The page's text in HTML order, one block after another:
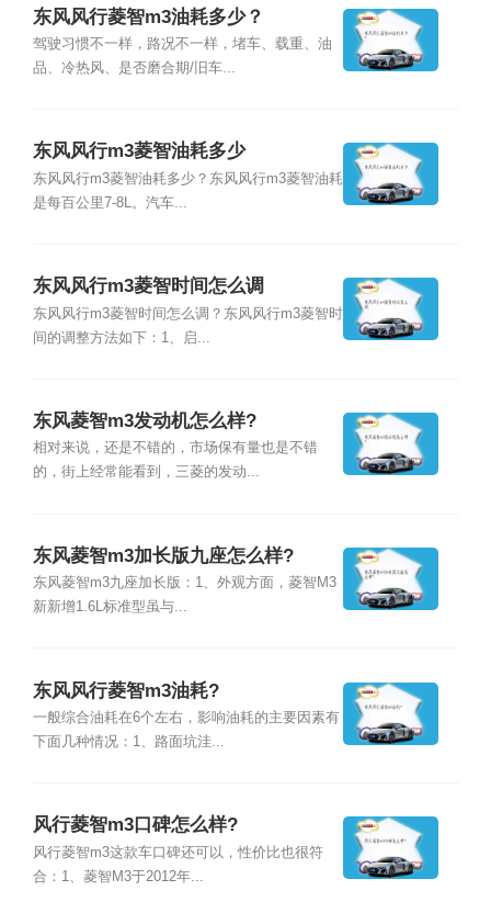
东风风行菱智m3油耗多少？
驾驶习惯不一样，路况不一样，堵车、载重、油
品、冷热风、是否磨合期/旧车...
东风风行m3菱智油耗多少
东风风行m3菱智油耗多少？东风风行m3菱智油耗
是每百公里7-8L。汽车...
东风风行m3菱智时间怎么调
东风风行m3菱智时间怎么调？东风风行m3菱智时
间的调整方法如下：1、启...
东风菱智m3发动机怎么样?
相对来说，还是不错的，市场保有量也是不错
的，街上经常能看到，三菱的发动...
东风菱智m3加长版九座怎么样?
东风菱智m3九座加长版：1、外观方面，菱智M3
新新增1.6L标准型虽与...
东风风行菱智m3油耗?
一般综合油耗在6个左右，影响油耗的主要因素有
下面几种情况：1、路面坑洼...
风行菱智m3口碑怎么样?
风行菱智m3这款车口碑还可以，性价比也很符
合：1、菱智M3于2012年...